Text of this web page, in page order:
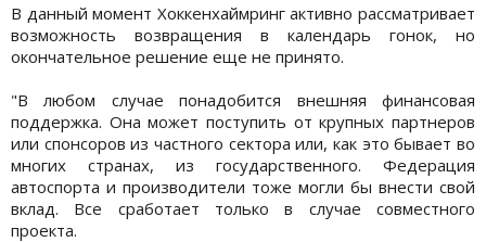
В данный момент Хоккенхаймринг активно рассматривает
возможность возвращения в календарь гонок, но
окончательное решение еще не принято.
"В любом случае понадобится внешняя финансовая
поддержка. Она может поступить от крупных партнеров
или спонсоров из частного сектора или, как это бывает во
многих странах, из государственного. Федерация
автоспорта и производители тоже могли бы внести свой
вклад. Все сработает только в случае совместного
проекта.